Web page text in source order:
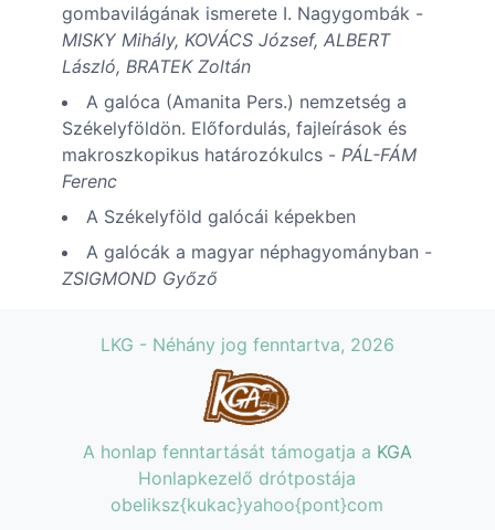
gombavilágának ismerete I. Nagygombák -
MISKY Mihály, KOVÁCS József, ALBERT
László, BRATEK Zoltán
A galóca (Amanita Pers.) nemzetség a
Székelyföldön. Előfordulás, fajleírások és
makroszkopikus határozókulcs - PÁL-FÁM
Ferenc
A Székelyföld galócái képekben
A galócák a magyar néphagyományban -
ZSIGMOND Győző
LKG - Néhány jog fenntartva, 2026
A honlap fenntartását támogatja a KGA
Honlapkezelő drótpostája
obeliksz{kukac}yahoo{pont}com